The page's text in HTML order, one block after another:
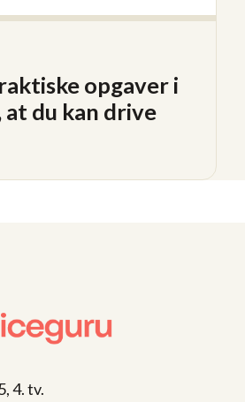
opgaver i
du kan drive
4. tv.